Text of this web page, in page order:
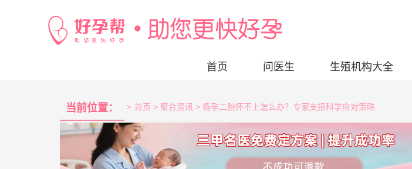
首页 问医生 生殖机构大全
当前位置： > 首页 > 聚合资讯 > 备孕二胎怀不上怎么办？专家支招科学应对策略